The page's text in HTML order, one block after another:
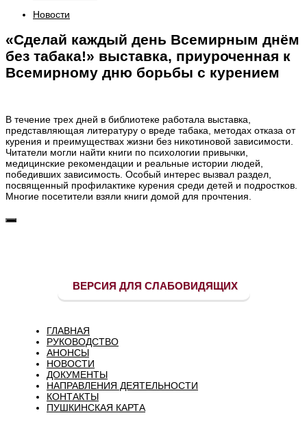
Новости
«Сделай каждый день Всемирным днём
без табака!» выставка, приуроченная к
Всемирному дню борьбы с курением
В течение трех дней в библиотеке работала выставка,
представляющая литературу о вреде табака, методах отказа от
курения и преимуществах жизни без никотиновой зависимости.
Читатели могли найти книги по психологии привычки,
медицинские рекомендации и реальные истории людей,
победивших зависимость. Особый интерес вызвал раздел,
посвященный профилактике курения среди детей и подростков.
Многие посетители взяли книги домой для прочтения.
ВЕРСИЯ ДЛЯ СЛАБОВИДЯЩИХ
ГЛАВНАЯ
РУКОВОДСТВО
АНОНСЫ
НОВОСТИ
ДОКУМЕНТЫ
НАПРАВЛЕНИЯ ДЕЯТЕЛЬНОСТИ
КОНТАКТЫ
ПУШКИНСКАЯ КАРТА